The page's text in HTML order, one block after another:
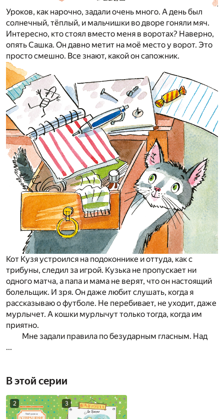
Уроков, как нарочно, задали очень много. А день был
солнечный, тёплый, и мальчишки во дворе гоняли мяч.
Интересно, кто стоял вместо меня в воротах? Наверно,
опять Сашка. Он давно метит на моё место у ворот. Это
просто смешно. Все знают, какой он сапожник.
Кот Кузя устроился на подоконнике и оттуда, как с
трибуны, следил за игрой. Кузька не пропускает ни
одного матча, а папа и мама не верят, что он настоящий
болельщик. И зря. Он даже любит слушать, когда я
рассказываю о футболе. Не перебивает, не уходит, даже
мурлычет. А кошки мурлычут только тогда, когда им
приятно.
Мне задали правила по безударным гласным. Над
...
В этой серии
2 3